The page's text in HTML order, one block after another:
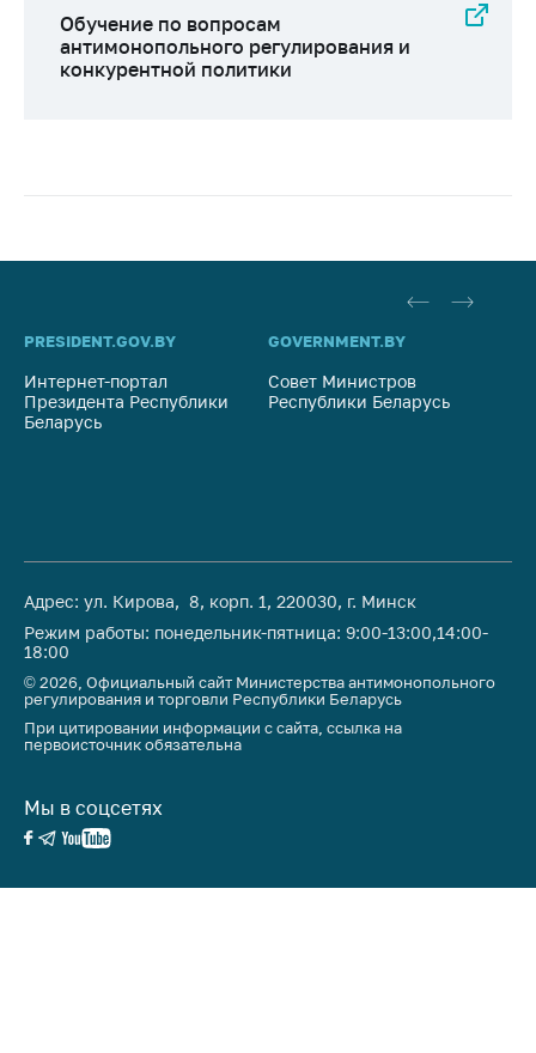
Обучение по вопросам
антимонопольного регулирования и
конкурентной политики
PRESIDENT.GOV.BY
Интернет-портал
Президента Республики
Беларусь
GOVERNMENT.BY
Совет Министров
Республики Беларусь
Адрес: ул. Кирова, 8, корп. 1, 220030, г. Минск
Режим работы: понедельник-пятница: 9:00-13:00,14:00-
18:00
© 2026, Официальный сайт Министерства антимонопольного
регулирования и торговли Республики Беларусь
При цитировании информации с сайта, ссылка на
первоисточник обязательна
Мы в соцсетях